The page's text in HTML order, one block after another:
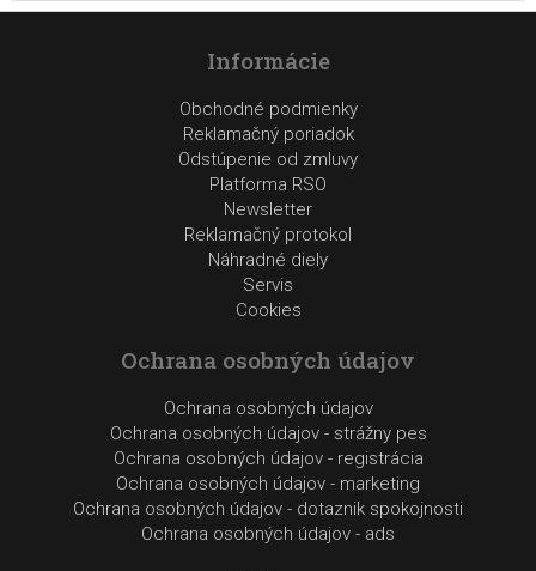
Informácie
Obchodné podmienky
Reklamačný poriadok
Odstúpenie od zmluvy
Platforma RSO
Newsletter
Reklamačný protokol
Náhradné diely
Servis
Cookies
Ochrana osobných údajov
Ochrana osobných údajov
Ochrana osobných údajov - strážny pes
Ochrana osobných údajov - registrácia
Ochrana osobných údajov - marketing
Ochrana osobných údajov - dotaznik spokojnosti
Ochrana osobných údajov - ads